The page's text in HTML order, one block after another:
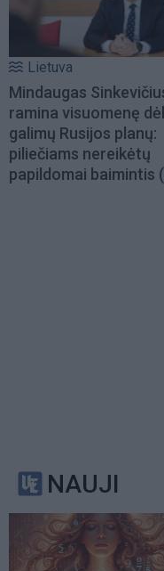
Lietuva
Mindaugas
ramina visuomenę dėl
galimų Rusijos planų:
piliečiams nereikėtų
papildomai baimintis
NAUJI